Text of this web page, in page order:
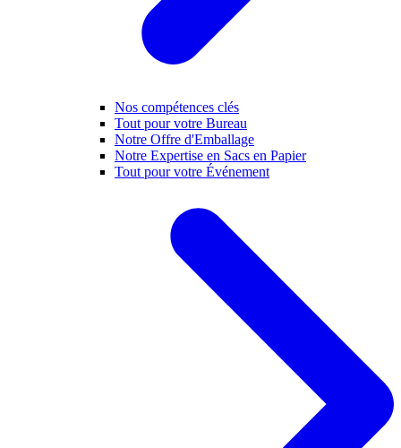
Nos compétences clés
Tout pour votre Bureau
Notre Offre d'Emballage
Notre Expertise en Sacs en Papier
Tout pour votre Événement